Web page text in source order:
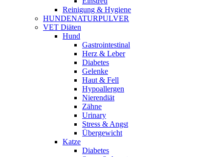
Reinigung & Hygiene
HUNDENATURPULVER
VET Diäten
Hund
Gastrointestinal
Herz & Leber
Diabetes
Gelenke
Haut & Fell
Hypoallergen
Nierendiät
Zähne
Urinary
Stress & Angst
Übergewicht
Katze
Diabetes